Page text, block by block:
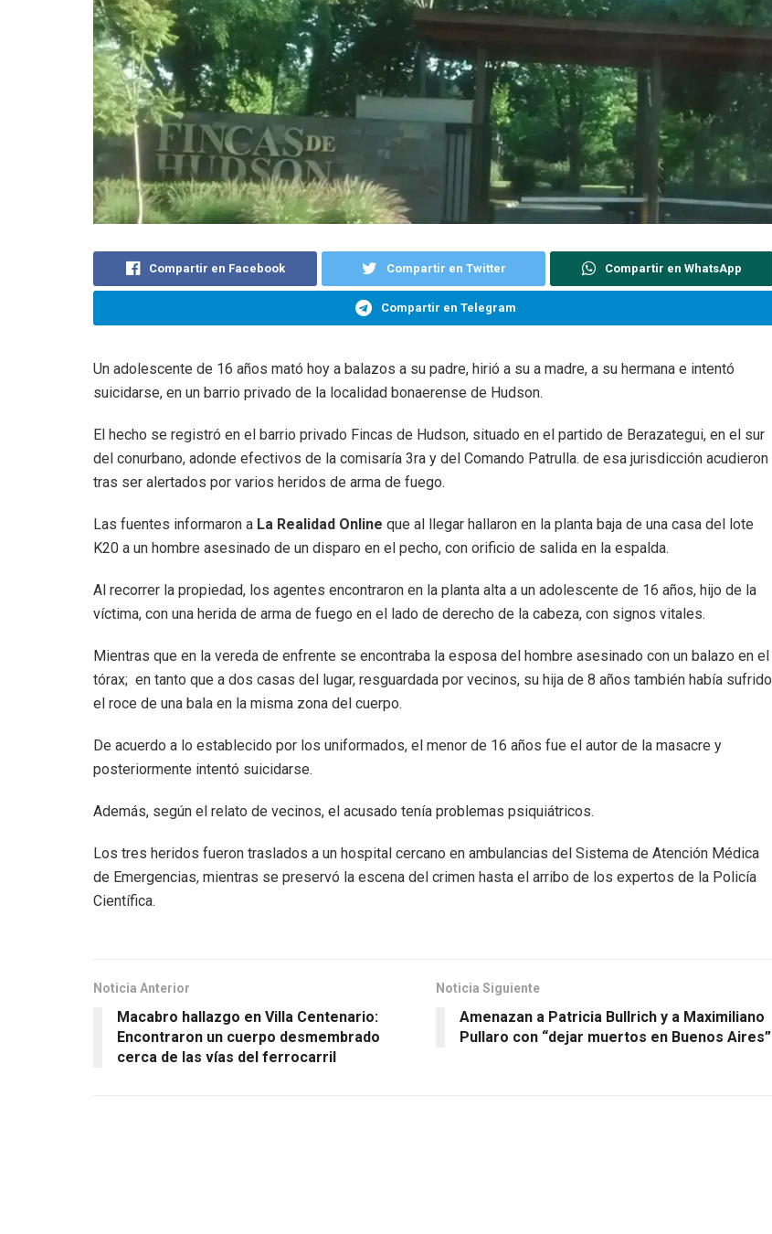
Compartir en Facebook Compartir en Twitter Compartir en WhatsApp
Compartir en Telegram
Un adolescente de 16 años mató hoy a balazos a su padre, hirió a su a madre, a su hermana e intentó
suicidarse, en un barrio privado de la localidad bonaerense de Hudson.
El hecho se registró en el barrio privado Fincas de Hudson, situado en el partido de Berazategui, en el sur
del conurbano, adonde efectivos de la comisaría 3ra y del Comando Patrulla. de esa jurisdicción acudieron
tras ser alertados por varios heridos de arma de fuego.
Las fuentes informaron a La Realidad Online que al llegar hallaron en la planta baja de una casa del lote
K20 a un hombre asesinado de un disparo en el pecho, con orificio de salida en la espalda.
Al recorrer la propiedad, los agentes encontraron en la planta alta a un adolescente de 16 años, hijo de la
víctima, con una herida de arma de fuego en el lado de derecho de la cabeza, con signos vitales.
Mientras que en la vereda de enfrente se encontraba la esposa del hombre asesinado con un balazo en el
tórax; en tanto que a dos casas del lugar, resguardada por vecinos, su hija de 8 años también había sufrido
el roce de una bala en la misma zona del cuerpo.
De acuerdo a lo establecido por los uniformados, el menor de 16 años fue el autor de la masacre y
posteriormente intentó suicidarse.
Además, según el relato de vecinos, el acusado tenía problemas psiquiátricos.
Los tres heridos fueron traslados a un hospital cercano en ambulancias del Sistema de Atención Médica
de Emergencias, mientras se preservó la escena del crimen hasta el arribo de los expertos de la Policía
Científica.
Noticia Anterior
Macabro hallazgo en Villa Centenario:
Encontraron un cuerpo desmembrado
cerca de las vías del ferrocarril
Noticia Siguiente
Amenazan a Patricia Bullrich y a Maximiliano
Pullaro con “dejar muertos en Buenos Aires”